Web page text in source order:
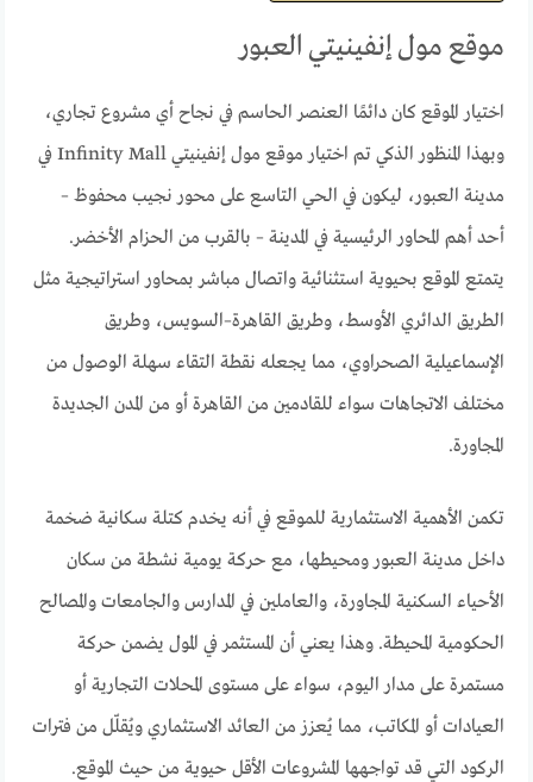
موقع مول إنفينيتي العبور
اختيار الموقع كان دائمًا العنصر الحاسم في نجاح أي مشروع تجاري،
وبهذا المنظور الذكي تم اختيار موقع مول إنفينيتي Infinity Mall في
مدينة العبور، ليكون في الحي التاسع على محور نجيب محفوظ –
أحد أهم المحاور الرئيسية في المدينة – بالقرب من الحزام الأخضر.
يتمتع الموقع بحيوية استثنائية واتصال مباشر بمحاور استراتيجية مثل
الطريق الدائري الأوسط، وطريق القاهرة–السويس، وطريق
الإسماعيلية الصحراوي، مما يجعله نقطة التقاء سهلة الوصول من
مختلف الاتجاهات سواء للقادمين من القاهرة أو من المدن الجديدة
المجاورة.
تكمن الأهمية الاستثمارية للموقع في أنه يخدم كتلة سكانية ضخمة
داخل مدينة العبور ومحيطها، مع حركة يومية نشطة من سكان
الأحياء السكنية المجاورة، والعاملين في المدارس والجامعات والمصالح
الحكومية المحيطة. وهذا يعني أن المستثمر في المول يضمن حركة
مستمرة على مدار اليوم، سواء على مستوى المحلات التجارية أو
العيادات أو المكاتب، مما يُعزز من العائد الاستثماري ويُقلّل من فترات
الركود التي قد تواجهها المشروعات الأقل حيوية من حيث الموقع.